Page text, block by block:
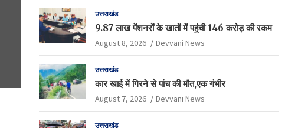
उत्तराखंड
9.87 लाख पेंशनरों के खातों में पहुंची 146 करोड़ की रकम
August 8, 2026 Devvani News
उत्तराखंड
कार खाई में गिरने से पांच की मौत,एक गंभीर
August 7, 2026 Devvani News
उत्तराखंड